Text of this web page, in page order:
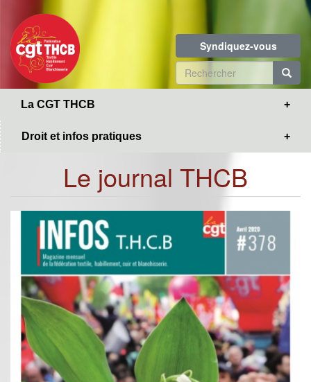
contenu
principal
Syndiquez-vous
Formulaire
de
La CGT THCB
Droit et infos pratiques
Le journal THCB